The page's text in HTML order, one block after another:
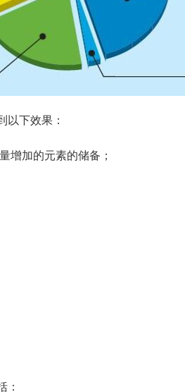
以下效果：
增加的元素的储备；
：